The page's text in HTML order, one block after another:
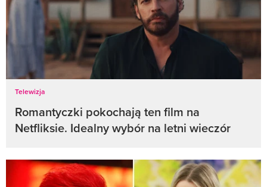
Telewizja
Romantyczki pokochają ten film na
Netfliksie. Idealny wybór na letni wieczór